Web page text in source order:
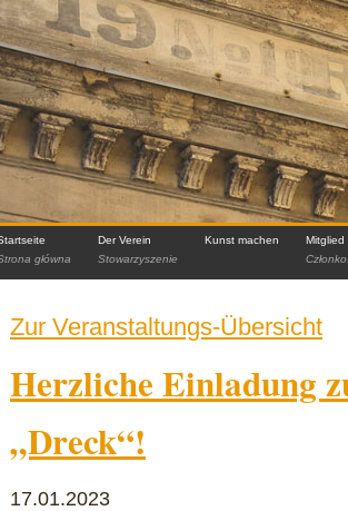
główna
Der Verein
Stowarzyszenie
Kunst machen
Mitglied
Zur Veranstaltungs-Übersicht
Herzliche Einladung
„Dreck“!
17.01.2023